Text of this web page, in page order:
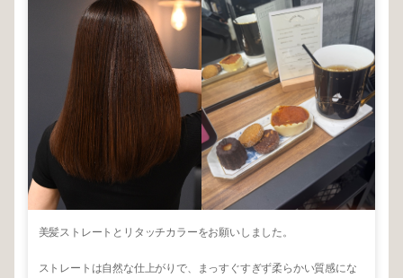
美髪ストレートとリタッチカラーをお願いしました。
ストレートは自然な仕上がりで、まっすぐすぎず柔らかい質感にな